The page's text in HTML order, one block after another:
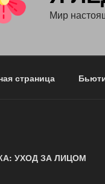
Мир
страница
УХОД ЗА ЛИЦОМ